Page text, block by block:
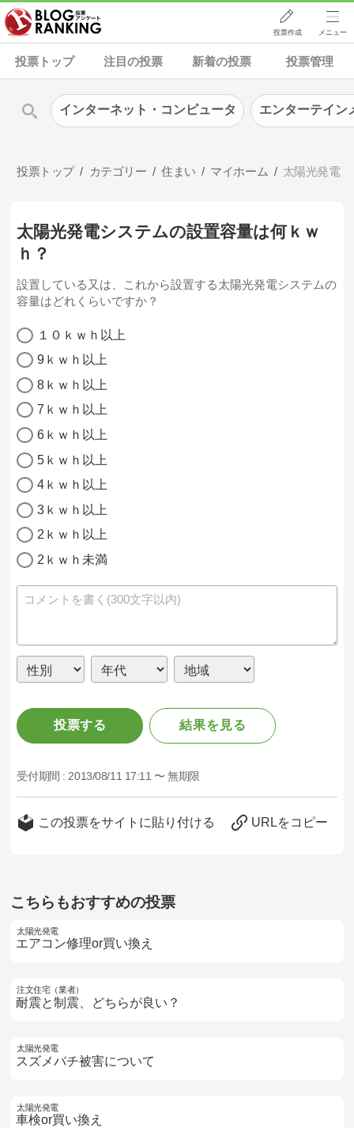
投票作成 メニュー
投票トップ 注目の投票 新着の投票 投票管理
投票トップ カテゴリー 住まい マイホーム 太陽光発電
太陽光発電システムの設置容量は何ｋｗ
ｈ？
設置している又は、これから設置する太陽光発電システムの
容量はどれくらいですか？
１０ｋｗｈ以上
9ｋｗｈ以上
8ｋｗｈ以上
7ｋｗｈ以上
6ｋｗｈ以上
5ｋｗｈ以上
4ｋｗｈ以上
3ｋｗｈ以上
2ｋｗｈ以上
2ｋｗｈ未満
投票する 結果を見る
受付期間 : 2013/08/11 17:11 〜 無期限
この投票をサイトに貼り付ける URLをコピー
こちらもおすすめの投票
太陽光発電
エアコン修理or買い換え
注文住宅（業者）
耐震と制震、どちらが良い？
太陽光発電
スズメバチ被害について
太陽光発電
車検or買い換え
インターネット・コンピュータ エンターテイン